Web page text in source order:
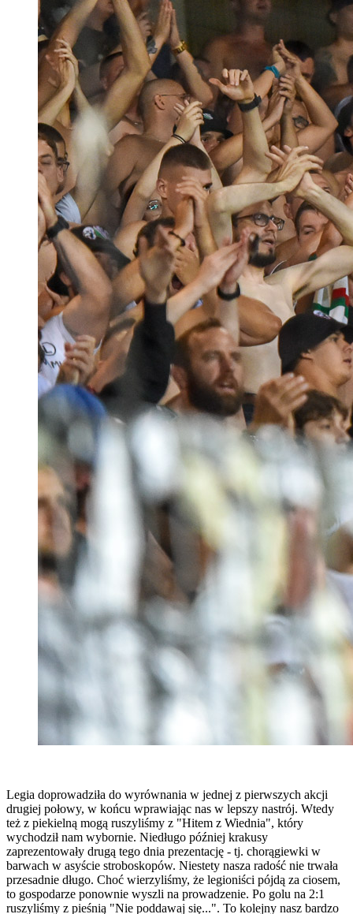
Legia doprowadziła do wyrównania w jednej z pierwszych akcji
drugiej połowy, w końcu wprawiając nas w lepszy nastrój. Wtedy
też z piekielną mogą ruszyliśmy z "Hitem z Wiednia", który
wychodził nam wybornie. Niedługo później krakusy
zaprezentowały drugą tego dnia prezentację - tj. chorągiewki w
barwach w asyście stroboskopów. Niestety nasza radość nie trwała
przesadnie długo. Choć wierzyliśmy, że legioniści pójdą za ciosem,
to gospodarze ponownie wyszli na prowadzenie. Po golu na 2:1
ruszyliśmy z pieśnią "Nie poddawaj się...". To kolejny nasz bardzo